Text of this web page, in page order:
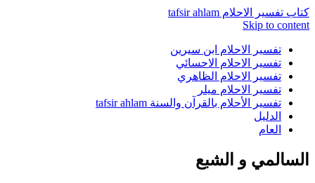
كتاب تفسير الاحلام tafsir ahlam
Skip to content
تفسير الاحلام ابن سيرين
تفسير الاحلام الاحسائي
تفسير الاحلام الظاهري
تفسير الاحلام ميلر
تفسير الأحلام بالقرآن والسنة tafsir ahlam
الدليل
العام
السالمي و الشبع